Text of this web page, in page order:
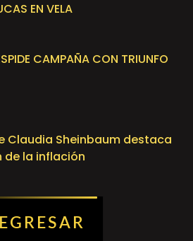
EN VELA
CAMPAÑA CON TRIUNFO
Claudia Sheinbaum destaca
de la inflación